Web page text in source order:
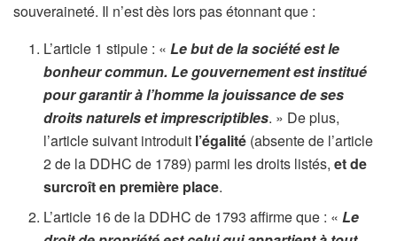
souveraineté. Il n’est dès lors pas étonnant que :
L’article 1 stipule : «Le but de la société est le
bonheur commun. Le gouvernement est institué
pour garantir à l’homme la jouissance de ses
droits naturels et imprescriptibles. » De plus,
l’article suivant introduit l’égalité (absente de l’article
2 de la DDHC de 1789) parmi les droits listés,et de
surcroît en première place.
L’article 16 de la DDHC de 1793 affirme que : «Le